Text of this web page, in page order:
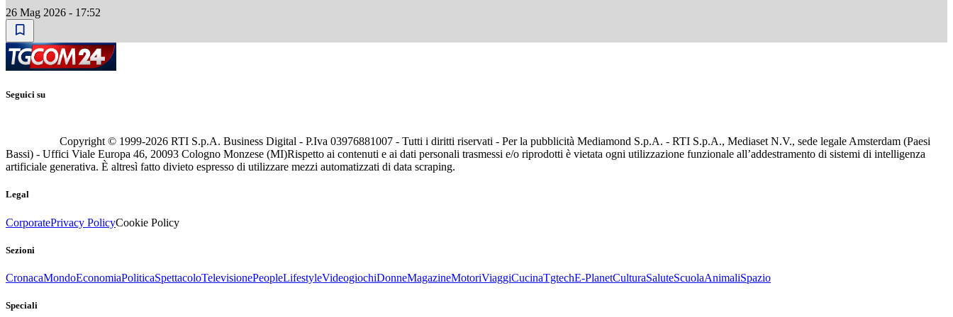
26 Mag 2026 - 17:52
Seguici su
Copyright © 1999-2026 RTI S.p.A. Business Digital - P.Iva 03976881007 - Tutti i diritti riservati - Per la pubblicità Mediamond S.p.A. - RTI S.p.A., Mediaset N.V., sede legale Amsterdam (Paesi
Bassi) - Uffici Viale Europa 46, 20093 Cologno Monzese (MI)Rispetto ai contenuti e ai dati personali trasmessi e/o riprodotti è vietata ogni utilizzazione funzionale all’addestramento di sistemi di intelligenza
artificiale generativa. È altresì fatto divieto espresso di utilizzare mezzi automatizzati di data scraping.
Legal
CorporatePrivacy PolicyCookie Policy
Sezioni
CronacaMondoEconomiaPoliticaSpettacoloTelevisionePeopleLifestyleVideogiochiDonneMagazineMotoriViaggiCucinaTgtechE-PlanetCulturaSaluteScuolaAnimaliSpazio
Speciali